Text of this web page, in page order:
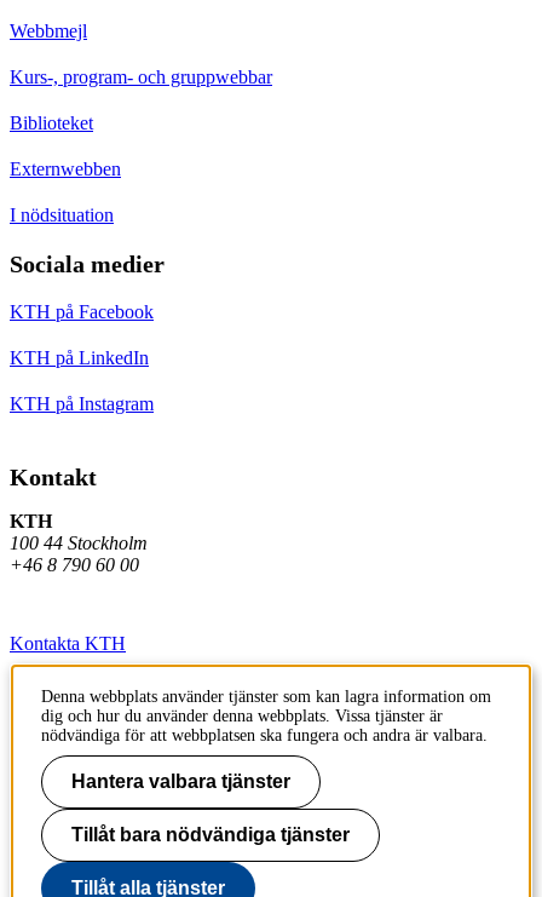
Webbmejl
Kurs-, program- och gruppwebbar
Biblioteket
Externwebben
I nödsituation
Sociala medier
KTH på Facebook
KTH på LinkedIn
KTH på Instagram
Kontakt
KTH
100 44 Stockholm
+46 8 790 60 00
Kontakta KTH
Jobba på KTH
Press och media
Faktura och betalning KTH
Om KTH:s webbplatser
Tillgänglighetsredogörelse
Denna webbplats använder tjänster som kan lagra information om
dig och hur du använder denna webbplats. Vissa tjänster är
nödvändiga för att webbplatsen ska fungera och andra är valbara.
Hantera valbara tjänster
Tillåt bara nödvändiga tjänster
Tillåt alla tjänster